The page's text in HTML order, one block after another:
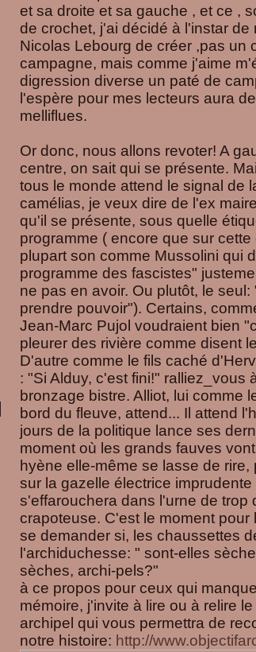
et sa droite et sa gauche , et ce ,
de crochet, j'ai décidé à l'instar de
Nicolas Lebourg de créer ,pas un
campagne, mais comme j'aime
digression diverse un paté de
l'espère pour mes lecteurs aura
melliflues.
Or donc, nous allons revoter! A
centre, on sait qui se présente.
tous le monde attend le signal de
camélias, je veux dire de l'ex
qu'il se présente, sous quelle
programme ( encore que sur cette
plupart son comme Mussolini qui
programme des fascistes"
ne pas en avoir. Ou plutôt, le seul:
prendre pouvoir"). Certains,
Jean-Marc Pujol voudraient bien
pleurer des rivière comme disent
D'autre comme le fils caché
: "Si Alduy, c'est fini!" ralliez_vous
bronzage bistre. Alliot, lui comme
bord du fleuve, attend... Il attend
jours de la politique lance ses
moment où les grands fauves
hyène elle-même se lasse de rire,
sur la gazelle électrice imprudente
s'effarouchera dans l'urne de trop
crapoteuse. C'est le moment pour
se demander si, les chaussettes
l'archiduchesse: " sont-elles
sèches, archi-pels?"
à ce propos pour ceux qui
mémoire, j'invite à lire ou à relire
archipel qui vous permettra de
notre histoire: http://